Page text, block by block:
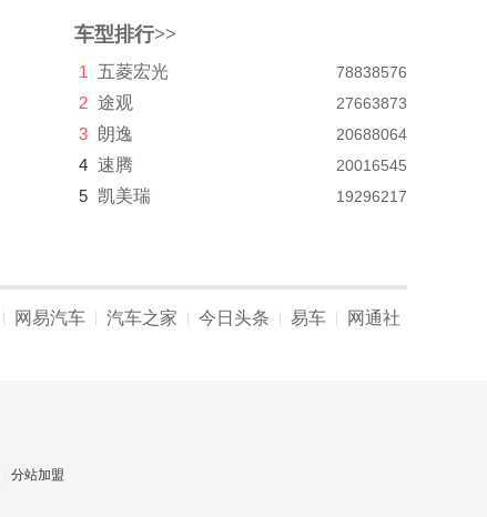
车型排行>>
1 五菱宏光 78838576
2 途观 27663873
3 朗逸 20688064
4 速腾 20016545
5 凯美瑞 19296217
网易汽车 汽车之家 今日头条 易车 网通社
分站加盟